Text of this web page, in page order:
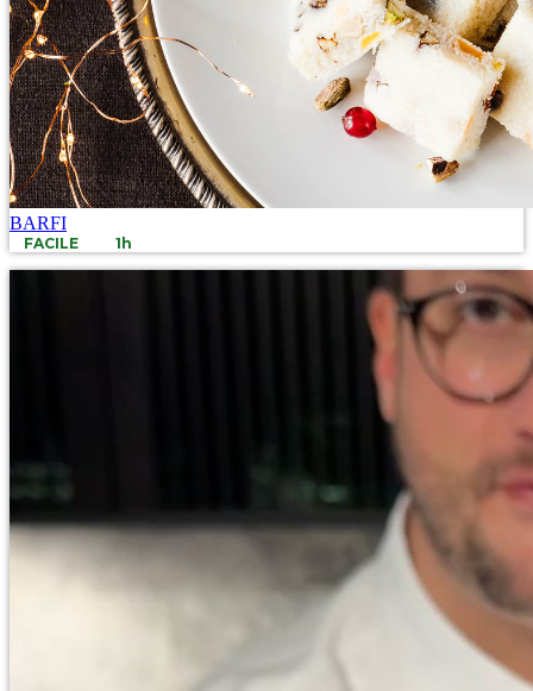
BARFI
FACILE 1h